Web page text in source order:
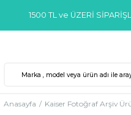
1500 TL ve ÜZERİ
Anasayfa Kaiser Fotoğraf Arşiv